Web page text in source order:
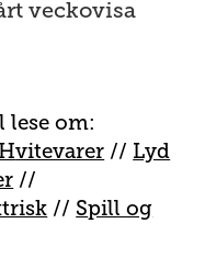
veckovisa
lese om:
Hvitevarer // Lyd
//
// Spill og